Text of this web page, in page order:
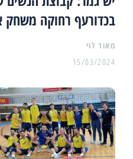
בכדורעף רחוקה משחק
מאור לוי
15/03/2024